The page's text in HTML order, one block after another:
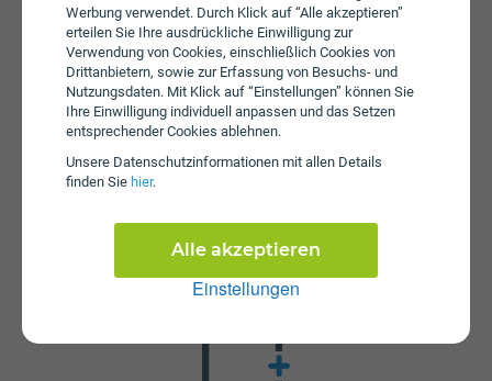
Werbung verwendet. Durch Klick auf “Alle akzeptieren”
erteilen Sie Ihre ausdrückliche Einwilligung zur
Verwendung von Cookies, einschließlich Cookies von
Drittanbietern, sowie zur Erfassung von Besuchs- und
Nutzungsdaten. Mit Klick auf “Einstellungen” können Sie
Ihre Einwilligung individuell anpassen und das Setzen
entsprechender Cookies ablehnen.
Unsere Daten­schutz­informationen mit allen Details
finden Sie hier.
Einstellungen
Alle akzeptieren
erweiterbar. Mehr über kombinierbare Zusatzprodukte
erfahren Sie in unserm Handytarif-Rechner. Dort können
Sie den Tarif nach Belieben mit anderen Angeboten
kombinieren.